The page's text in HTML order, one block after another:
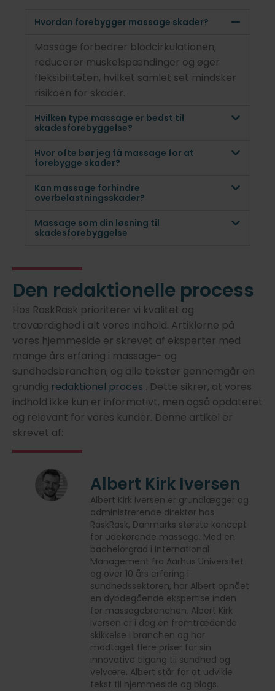
Hvordan forebygger massage skader?
Massage forbedrer blodcirkulationen,
reducerer muskelspændinger og øger
fleksibiliteten, hvilket samlet set mindsker
risikoen for skader.
Hvilken type massage er bedst til
skadesforebyggelse?
Hvor ofte bør jeg få massage for at
forebygge skader?
Kan massage forhindre
overbelastningsskader?
Massage som din løsning til
skadesforebyggelse
Den redaktionelle process
Hos RaskRask prioriterer vi kvalitet og
troværdighed i alt vores indhold. Artiklerne på
vores hjemmeside er skrevet af eksperter med
mange års erfaring i massage- og
sundhedsbranchen, og alle tekster gennemgår en
grundig redaktionel proces . Dette sikrer, at vores
indhold ikke kun er informativt, men også opdateret
og relevant for vores kunder. Denne artikel er
skrevet af:
Albert Kirk Iversen
Albert Kirk Iversen er grundlægger og
administrerende direktør hos
RaskRask, Danmarks største koncept
for udekørende massage. Med en
bachelorgrad i International
Management fra Aarhus Universitet
og over 10 års erfaring i
sundhedssektoren, har Albert opnået
en dybdegående ekspertise inden
for massagebranchen. Albert Kirk
Iversen er i dag en fremtrædende
skikkelse i branchen og har
modtaget flere priser for sin
innovative tilgang til sundhed og
velvære. Albert står for at udvikle
tekst til hjemmeside og blogs.